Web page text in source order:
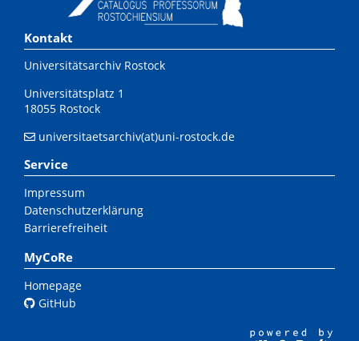
Kontakt
Universitätsarchiv Rostock
Universitätsplatz 1
18055 Rostock
universitaetsarchiv(at)uni-rostock.de
Service
Impressum
Datenschutzerklärung
Barrierefreiheit
MyCoRe
Homepage
GitHub